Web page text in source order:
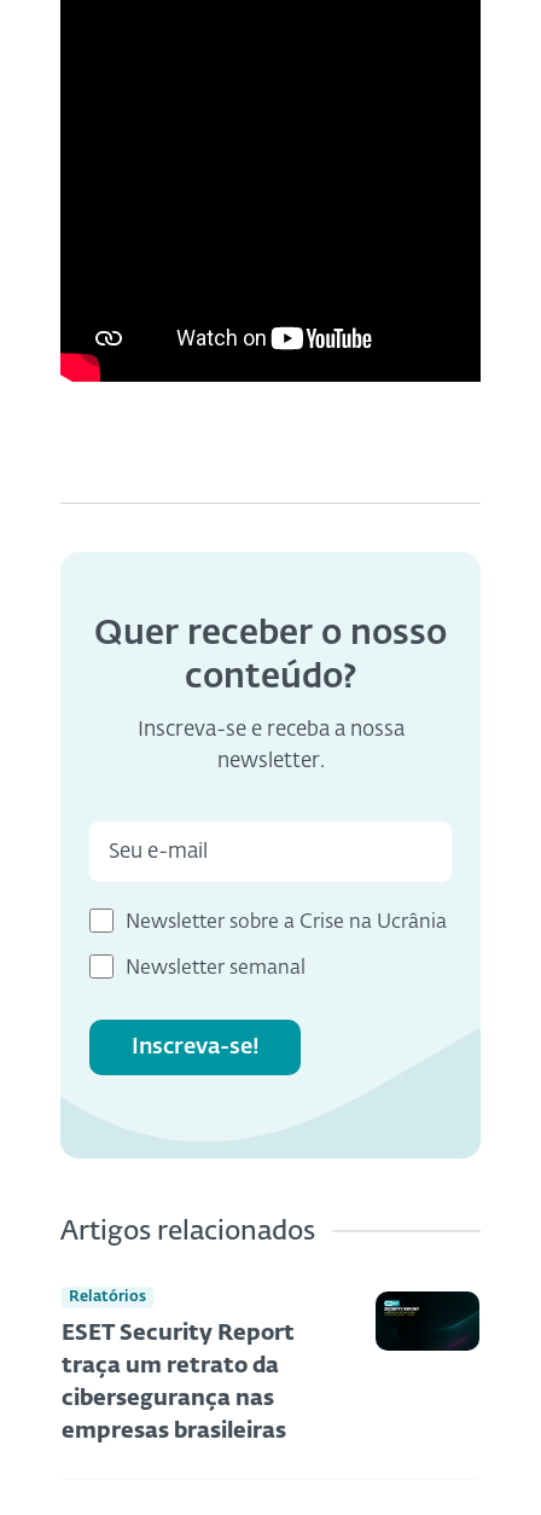
Quer receber o nosso
conteúdo?
Inscreva-se e receba a nossa
newsletter.
Newsletter sobre a Crise na Ucrânia
Newsletter semanal
Inscreva-se!
Artigos relacionados
Relatórios
ESET Security Report
traça um retrato da
cibersegurança nas
empresas brasileiras